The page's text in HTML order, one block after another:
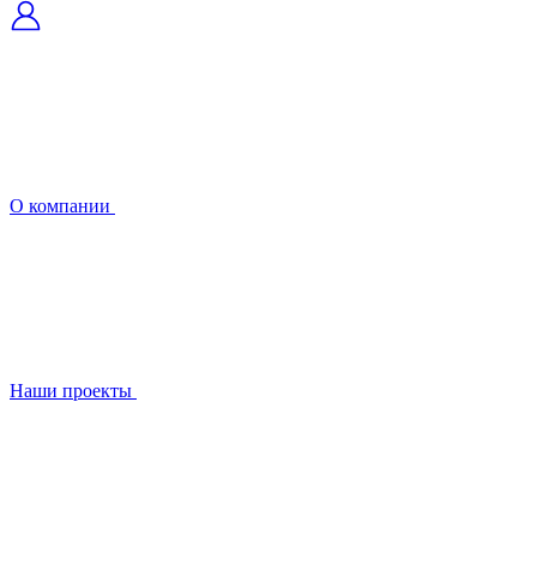
О компании
Наши проекты